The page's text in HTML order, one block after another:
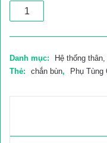
Chắn
bùn
sau
trái
BMW
Danh mục:
Hệ thống
Thẻ:
chắn bùn, Phụ Tùng